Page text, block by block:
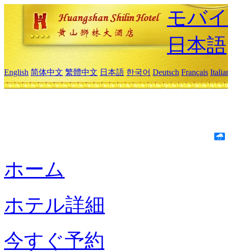
モバ
日本語
English 简体中文 繁體中文 日本語 한국어 Deutsch Français
ホーム
ホテル詳細
今すぐ予約